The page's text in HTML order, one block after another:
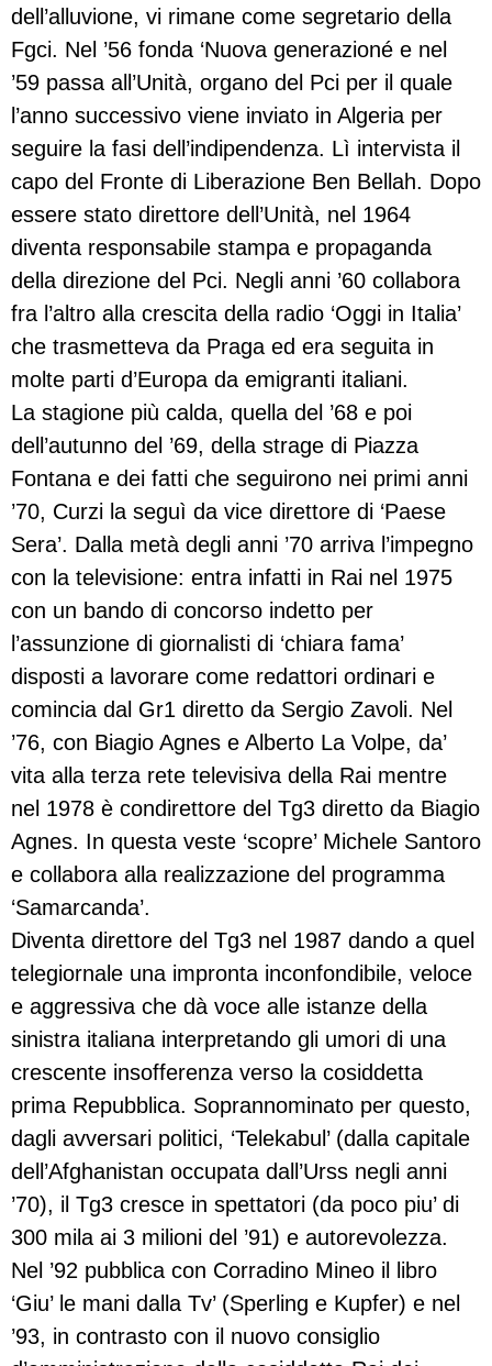
dell’alluvione, vi rimane come segretario della
Fgci. Nel ’56 fonda ‘Nuova generazioné e nel
’59 passa all’Unità, organo del Pci per il quale
l’anno successivo viene inviato in Algeria per
seguire la fasi dell’indipendenza. Lì intervista il
capo del Fronte di Liberazione Ben Bellah. Dopo
essere stato direttore dell’Unità, nel 1964
diventa responsabile stampa e propaganda
della direzione del Pci. Negli anni ’60 collabora
fra l’altro alla crescita della radio ‘Oggi in Italia’
che trasmetteva da Praga ed era seguita in
molte parti d’Europa da emigranti italiani.
La stagione più calda, quella del ’68 e poi
dell’autunno del ’69, della strage di Piazza
Fontana e dei fatti che seguirono nei primi anni
’70, Curzi la seguì da vice direttore di ‘Paese
Sera’. Dalla metà degli anni ’70 arriva l’impegno
con la televisione: entra infatti in Rai nel 1975
con un bando di concorso indetto per
l’assunzione di giornalisti di ‘chiara fama’
disposti a lavorare come redattori ordinari e
comincia dal Gr1 diretto da Sergio Zavoli. Nel
’76, con Biagio Agnes e Alberto La Volpe, da’
vita alla terza rete televisiva della Rai mentre
nel 1978 è condirettore del Tg3 diretto da Biagio
Agnes. In questa veste ‘scopre’ Michele Santoro
e collabora alla realizzazione del programma
‘Samarcanda’.
Diventa direttore del Tg3 nel 1987 dando a quel
telegiornale una impronta inconfondibile, veloce
e aggressiva che dà voce alle istanze della
sinistra italiana interpretando gli umori di una
crescente insofferenza verso la cosiddetta
prima Repubblica. Soprannominato per questo,
dagli avversari politici, ‘Telekabul’ (dalla capitale
dell’Afghanistan occupata dall’Urss negli anni
’70), il Tg3 cresce in spettatori (da poco piu’ di
300 mila ai 3 milioni del ’91) e autorevolezza.
Nel ’92 pubblica con Corradino Mineo il libro
‘Giu’ le mani dalla Tv’ (Sperling e Kupfer) e nel
’93, in contrasto con il nuovo consiglio